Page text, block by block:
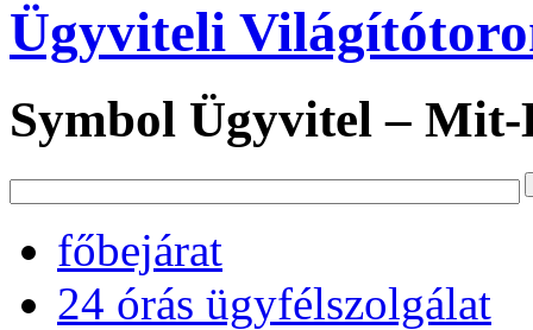
Ügyviteli
Symbol Ügyvitel – Mit-
főbejárat
24 órás ügyfélszolgálat